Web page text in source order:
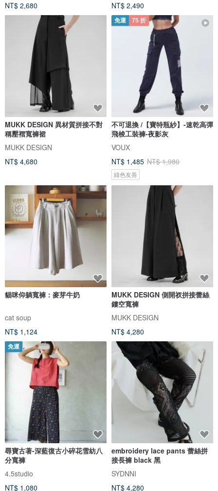
NT$ 2,680
NT$ 2,490
MUKK DESIGN 異材質拼接不對
稱壓褶寬褲裙
MUKK DESIGN
NT$ 4,680
免運 75 折
不可退換 /【寶特瓶紗】-速乾高彈
飛梭工裝褲-夜影灰
VOUX
NT$ 1,485 NT$ 1,980
綠色友善
貓咪仰躺寬褲：麥芽牛奶
cat soup
NT$ 1,124
MUKK DESIGN 側開衩拼接蕾絲
鏤空寬褲
MUKK DESIGN
NT$ 4,280
免運
尋寶古著-深藍復古小碎花雪紡八
分寬褲
4.5studio
NT$ 1,080
embroidery lace pants 蕾絲拼
接長褲 black 黑
SYDNNI
NT$ 4,280